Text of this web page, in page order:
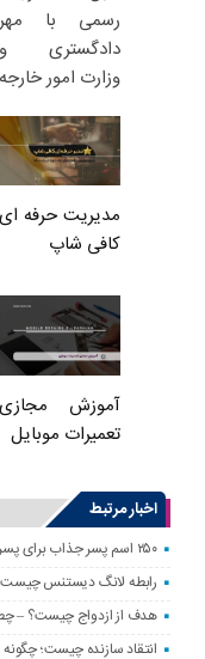
رسمی با
دادگستری و
وزارت امور خارجه
مدیریت حرفه ای
کافی شاپ
آموزش مجازی
تعمیرات موبایل
اخبار مرتبط
۲۵۰ اسم پسر جذاب برای پسر شما: لیست کامل اسم پسرانه (۱۴۰۴)
رابطه لانگ دیستنس
هدف از ازدواج چیست؟ –
انتقاد سازنده چیست؛ چگونه